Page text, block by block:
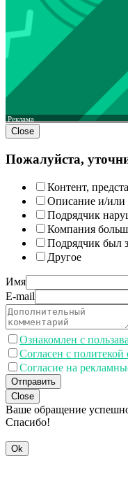
Реклама
Close
Пожалуйста,
Контент,
Описание и/или
Подрядчик
Компания
Подрядчик был
Другое
Имя
E-mail
Ознакомлен с
Согласен с
Согласие на
Отправить
Close
Ваше обращение
Спасибо!
Ok